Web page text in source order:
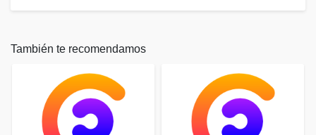
También te recomendamos